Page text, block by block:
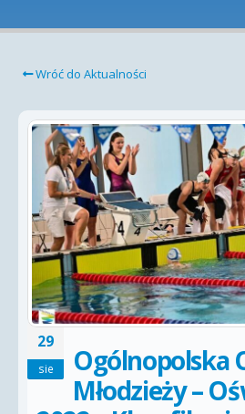
Wróć do Aktualności
29
sie
Ogólnopolska
Młodzieży –